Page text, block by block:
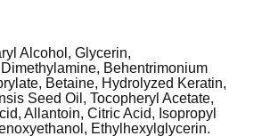
Alcohol, Glycerin,
Behentrimonium
Betaine, Hydrolyzed Keratin,
Seed Oil, Tocopheryl Acetate,
Allantoin, Citric Acid, Isopropyl
Ethylhexylglycerin.